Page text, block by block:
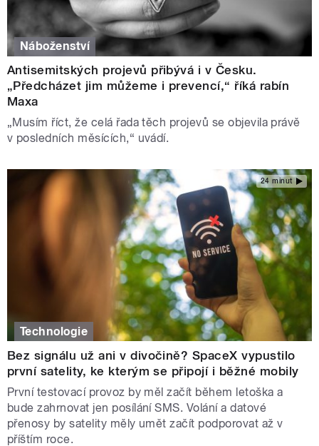
Náboženství
Antisemitských projevů přibývá i v Česku.
„Předcházet jim můžeme i prevencí,“ říká rabín
Maxa
„Musím říct, že celá řada těch projevů se objevila právě
v posledních měsících,“ uvádí.
24 minut
Technologie
Bez signálu už ani v divočině? SpaceX vypustilo
první satelity, ke kterým se připojí i běžné mobily
První testovací provoz by měl začít během letoška a
bude zahrnovat jen posílání SMS. Volání a datové
přenosy by satelity měly umět začít podporovat až v
příštím roce.